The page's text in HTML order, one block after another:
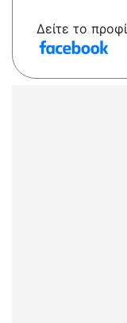
Δείτε το